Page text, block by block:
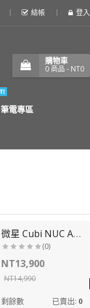
結帳 登入
購物車
0商品 - NT0
筆電專區
微星 Cubi NUC AI 1UMG-039BTW-B5125HXX(Intel Core 5-1...
(0)
NT13,900
NT14,990
剩餘數
已賣出: 0